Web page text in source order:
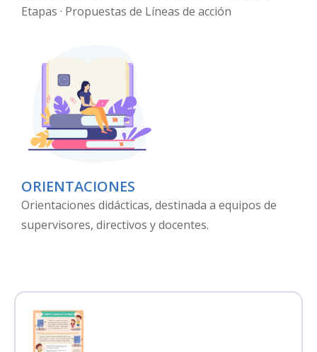
Etapas · Propuestas de Líneas de acción
ORIENTACIONES
Orientaciones didácticas, destinada a equipos de
supervisores, directivos y docentes.